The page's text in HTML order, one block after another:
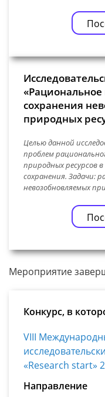
сохранения
природных
Целью данной
проблем
природных ресурсов
сохранения. Задачи:
невозобновляемых
Мероприятие
Конкурс, в
VIII
«Research start»
Направление